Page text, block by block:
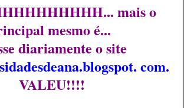
mais o
mesmo é...
diariamente o site
com.
VALEU!!!!